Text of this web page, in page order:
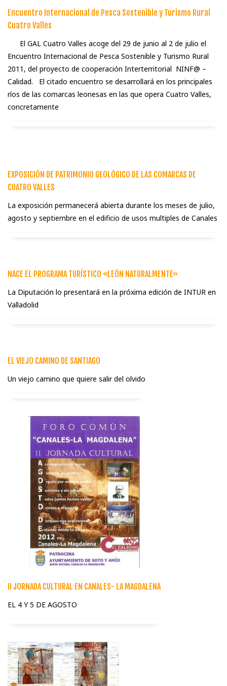
Encuentro Internacional de Pesca Sostenible y Turismo Rural
Cuatro Valles
El GAL Cuatro Valles acoge del 29 de junio al 2 de julio el
Encuentro Internacional de Pesca Sostenible y Turismo Rural
2011, del proyecto de cooperación Interterritorial NINF@ –
Calidad. El citado encuentro se desarrollará en los principales
ríos de las comarcas leonesas en las que opera Cuatro Valles,
concretamente
EXPOSICIÓN DE PATRIMONIO GEOLÓGICO DE LAS COMARCAS DE
CUATRO VALLES
La exposición permanecerá abierta durante los meses de julio,
agosto y septiembre en el edificio de usos multiples de Canales
NACE EL PROGRAMA TURÍSTICO «LEÓN NATURALMENTE»
La Diputación lo presentará en la próxima edición de INTUR en
Valladolid
EL VIEJO CAMINO DE SANTIAGO
Un viejo camino que quiere salir del olvido
II JORNADA CULTURAL EN CANALES- LA MAGDALENA
EL 4 Y 5 DE AGOSTO